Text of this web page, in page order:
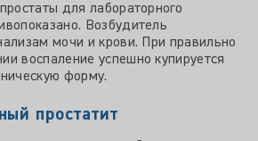
для лабораторного
Возбудитель
мочи и крови. При правильно
воспаление успешно купируется
форму.
простатит